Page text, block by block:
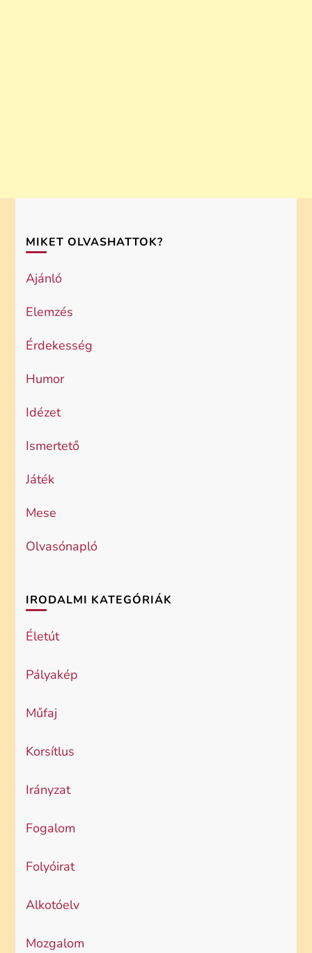
MIKET OLVASHATTOK?
Ajánló
Elemzés
Érdekesség
Humor
Idézet
Ismertető
Játék
Mese
Olvasónapló
IRODALMI KATEGÓRIÁK
Életút
Pályakép
Műfaj
Korsítlus
Irányzat
Fogalom
Folyóirat
Alkotóelv
Mozgalom